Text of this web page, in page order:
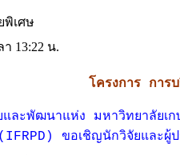
พิเศษ
13:22 น.
โครงการ กา
และพัฒนาแห่ง มหาวิทยาลั
ขอเชิญนักวิจัยและผู้ป